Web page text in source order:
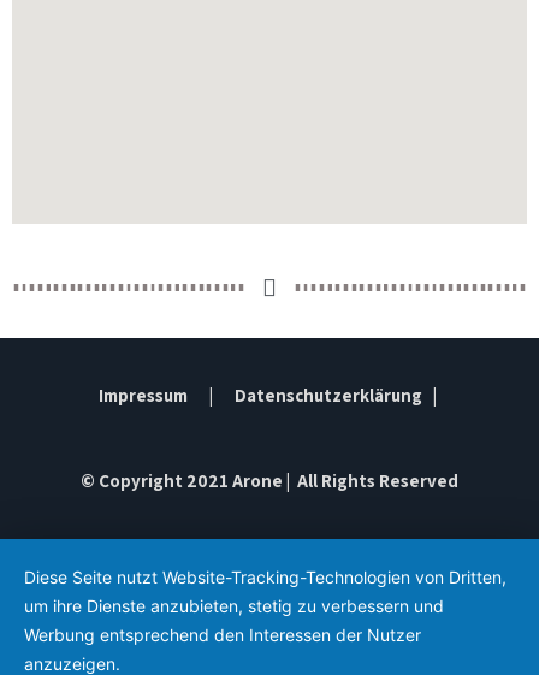
Impressum | Datenschutzerklärung |
© Copyright 2021 Arone | All Rights Reserved
Diese Seite nutzt Website-Tracking-Technologien von Dritten,
um ihre Dienste anzubieten, stetig zu verbessern und
Werbung entsprechend den Interessen der Nutzer
anzuzeigen.